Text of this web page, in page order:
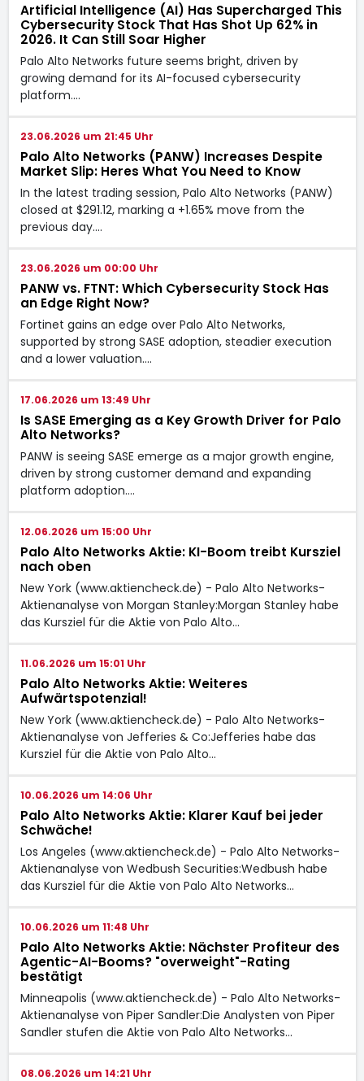
Artificial Intelligence (AI) Has Supercharged This
Cybersecurity Stock That Has Shot Up 62% in
2026. It Can Still Soar Higher
Palo Alto Networks future seems bright, driven by
growing demand for its AI-focused cybersecurity
platform.…
23.06.2026 um 21:45 Uhr
Palo Alto Networks (PANW) Increases Despite
Market Slip: Heres What You Need to Know
In the latest trading session, Palo Alto Networks (PANW)
closed at $291.12, marking a +1.65% move from the
previous day.…
23.06.2026 um 00:00 Uhr
PANW vs. FTNT: Which Cybersecurity Stock Has
an Edge Right Now?
Fortinet gains an edge over Palo Alto Networks,
supported by strong SASE adoption, steadier execution
and a lower valuation.…
17.06.2026 um 13:49 Uhr
Is SASE Emerging as a Key Growth Driver for Palo
Alto Networks?
PANW is seeing SASE emerge as a major growth engine,
driven by strong customer demand and expanding
platform adoption.…
12.06.2026 um 15:00 Uhr
Palo Alto Networks Aktie: KI-Boom treibt Kursziel
nach oben
New York (www.aktiencheck.de) - Palo Alto Networks-
Aktienanalyse von Morgan Stanley:Morgan Stanley habe
das Kursziel für die Aktie von Palo Alto…
11.06.2026 um 15:01 Uhr
Palo Alto Networks Aktie: Weiteres
Aufwärtspotenzial!
New York (www.aktiencheck.de) - Palo Alto Networks-
Aktienanalyse von Jefferies & Co:Jefferies habe das
Kursziel für die Aktie von Palo Alto…
10.06.2026 um 14:06 Uhr
Palo Alto Networks Aktie: Klarer Kauf bei jeder
Schwäche!
Los Angeles (www.aktiencheck.de) - Palo Alto Networks-
Aktienanalyse von Wedbush Securities:Wedbush habe
das Kursziel für die Aktie von Palo Alto Networks…
10.06.2026 um 11:48 Uhr
Palo Alto Networks Aktie: Nächster Profiteur des
Agentic-AI-Booms? "overweight"-Rating
bestätigt
Minneapolis (www.aktiencheck.de) - Palo Alto Networks-
Aktienanalyse von Piper Sandler:Die Analysten von Piper
Sandler stufen die Aktie von Palo Alto Networks…
08.06.2026 um 14:21 Uhr